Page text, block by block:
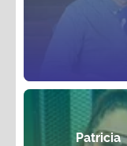
Patricia